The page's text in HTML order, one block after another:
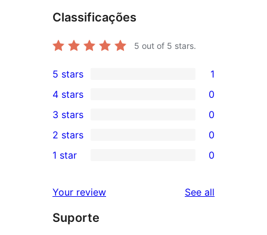
Classificações
5 out of 5 stars.
1
5-
star
review
5 stars 1
4-
star
reviews
4 stars 0
0
3-
star
3 stars 0
2-
reviews
2 stars 0
star
reviews
1 star 0
Your review See all
Suporte